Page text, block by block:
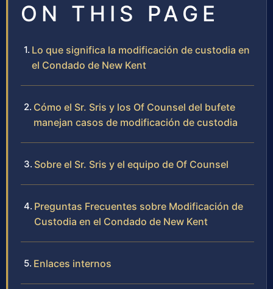
ON THIS PAGE
Lo que significa la modificación de custodia en
el Condado de New Kent
Cómo el Sr. Sris y los Of Counsel del bufete
manejan casos de modificación de custodia
Sobre el Sr. Sris y el equipo de Of Counsel
Preguntas Frecuentes sobre Modificación de
Custodia en el Condado de New Kent
Enlaces internos